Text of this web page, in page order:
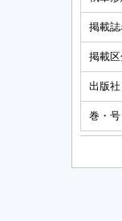
掲載誌
掲載
出版
巻・